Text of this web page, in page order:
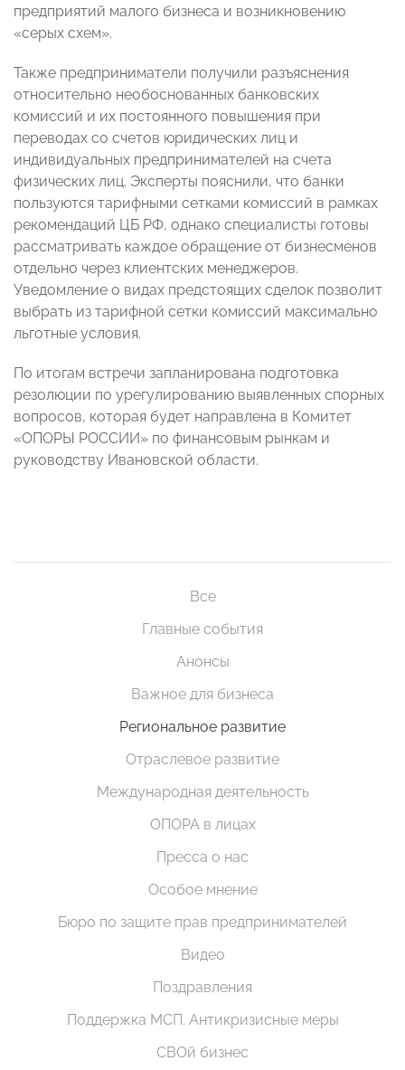
предприятий малого бизнеса и возникновению
«серых схем».
Также предприниматели получили разъяснения
относительно необоснованных банковских
комиссий и их постоянного повышения при
переводах со счетов юридических лиц и
индивидуальных предпринимателей на счета
физических лиц. Эксперты пояснили, что банки
пользуются тарифными сетками комиссий в рамках
рекомендаций ЦБ РФ, однако специалисты готовы
рассматривать каждое обращение от бизнесменов
отдельно через клиентских менеджеров.
Уведомление о видах предстоящих сделок позволит
выбрать из тарифной сетки комиссий максимально
льготные условия.
По итогам встречи запланирована подготовка
резолюции по урегулированию выявленных спорных
вопросов, которая будет направлена в Комитет
«ОПОРЫ РОССИИ» по финансовым рынкам и
руководству Ивановской области.
Все
Главные события
Анонсы
Важное для бизнеса
Региональное развитие
Отраслевое развитие
Международная деятельность
ОПОРА в лицах
Пресса о нас
Особое мнение
Бюро по защите прав предпринимателей
Видео
Поздравления
Поддержка МСП. Антикризисные меры
СВОй бизнес